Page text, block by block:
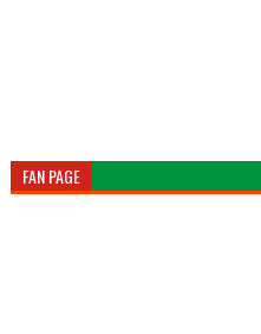
FAN PAGE